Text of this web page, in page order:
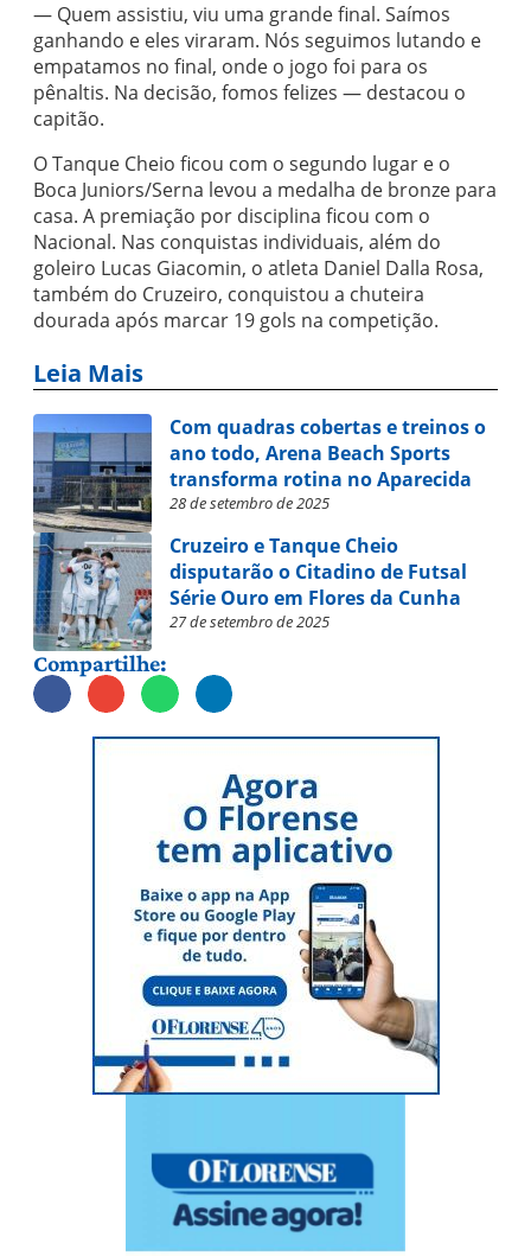
— Quem assistiu, viu uma grande final. Saímos
ganhando e eles viraram. Nós seguimos lutando e
empatamos no final, onde o jogo foi para os
pênaltis. Na decisão, fomos felizes — destacou o
capitão.
O Tanque Cheio ficou com o segundo lugar e o
Boca Juniors/Serna levou a medalha de bronze para
casa. A premiação por disciplina ficou com o
Nacional. Nas conquistas individuais, além do
goleiro Lucas Giacomin, o atleta Daniel Dalla Rosa,
também do Cruzeiro, conquistou a chuteira
dourada após marcar 19 gols na competição.
Leia Mais
Com quadras cobertas e treinos o
ano todo, Arena Beach Sports
transforma rotina no Aparecida
28 de setembro de 2025
Cruzeiro e Tanque Cheio
disputarão o Citadino de Futsal
Série Ouro em Flores da Cunha
27 de setembro de 2025
Compartilhe: